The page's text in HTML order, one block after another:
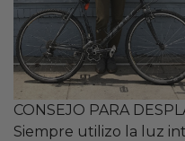
CONSEJO PARA
Siempre utilizo la luz